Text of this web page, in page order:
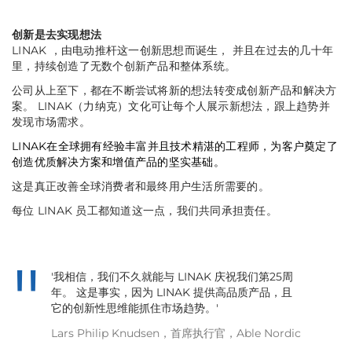
创新是去实现想法
LINAK ，由电动推杆这一创新思想而诞生， 并且在过去的几十年
里，持续创造了无数个创新产品和整体系统。
公司从上至下，都在不断尝试将新的想法转变成创新产品和解决方
案。 LINAK（力纳克）文化可让每个人展示新想法，跟上趋势并
发现市场需求。
LINAK在全球拥有经验丰富并且技术精湛的工程师，为客户奠定了
创造优质解决方案和增值产品的坚实基础。
这是真正改善全球消费者和最终用户生活所需要的。
每位 LINAK 员工都知道这一点，我们共同承担责任。
'我相信，我们不久就能与 LINAK 庆祝我们第25周
年。 这是事实，因为 LINAK 提供高品质产品，且
它的创新性思维能抓住市场趋势。'
Lars Philip Knudsen，首席执行官，Able Nordic